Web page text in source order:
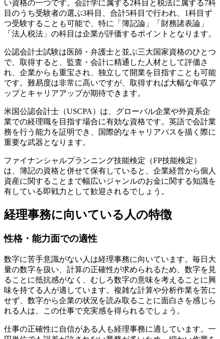
い資格の一つです。会計学に属する2科目と税法に属する7科
目のうち受験者の選ぶ3科目、合計5科目で行われ、1科目ず
つ受験することも可能で、特に「簿記論」「財務諸表論」
「法人税法」の科目は企業が評価するポイントとなります。
公認会計士試験は医師・弁護士と並ぶ三大国家資格のひとつ
で、取得すると、監査・会計に精通した人材として評価さ
れ、企業からも重宝され、独立して開業を目指すことも可能
です。難易度は非常に高いですが、取得すれば大幅な年収ア
ップとキャリアアップが期待できます。
米国公認会計士（USCPA）は、グローバル企業や外資系企
業での経理職を目指す場合に有効な資格です。英語で会計業
務を行う能力を証明でき、国際的なキャリアパスを描く際に
重要な武器となります。
ファイナンシャルプランニング技能検定（FP技能検定）
は、簿記の資格と併せて保有していると、企業経営から個人
資産に関することまで幅広いジャンルのお金に関する知識を
有している即戦力として歓迎されるでしょう。
経理事務に向いている人の特徴
性格・能力面での適性
数字に苦手意識がない人は経理事務に向いています。毎日大
量の数字を扱い、計算の正確性が求められるため、数字を見
ることに抵抗感がなく、むしろ数字の意味を考えることに興
味を持てる人が適しています。複雑な計算や分析作業を苦に
せず、数字から企業の状況を読み取ることに面白さを感じら
れる人は、この仕事で充実感を得られるでしょう。
仕事の正確性に自信がある人も経理事務に適しています。一